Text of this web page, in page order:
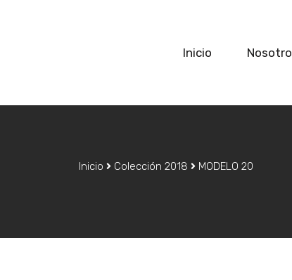
Inicio
Inicio Colección 2018 MODELO 20